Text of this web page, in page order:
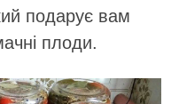
подарує вам
плоди.